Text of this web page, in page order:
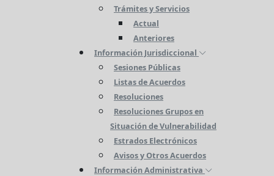
Trámites y Servicios
Actual
Anteriores
Información Jurisdiccional
Sesiones Públicas
Listas de Acuerdos
Resoluciones
Resoluciones Grupos en
Situación de Vulnerabilidad
Estrados Electrónicos
Avisos y Otros Acuerdos
Información Administrativa